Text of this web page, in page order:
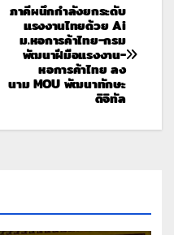
ภาคีผนึกกำลังยกระดับ
แรงงานไทยด้วย Ai
ม.หอการค้าไทย-กรม
พัฒนาฝีมือแรงงาน-
หอการค้าไทย ลง
นาม MOU พัฒนาทักษะ
ดิจิทัล